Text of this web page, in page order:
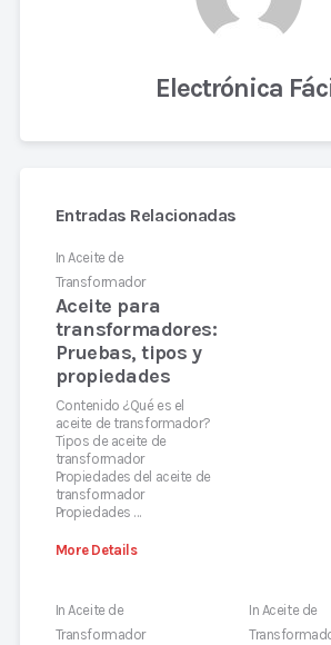
Electrónica
Entradas Relacionadas
InAceite de
Transformador
Aceite para
transformadores:
Pruebas, tipos y
propiedades
Contenido ¿Qué es el
aceite de transformador?
Tipos de aceite de
transformador
Propiedades del aceite de
transformador
Propiedades …
More Details
InAceite de
Transformador
In Aceite de